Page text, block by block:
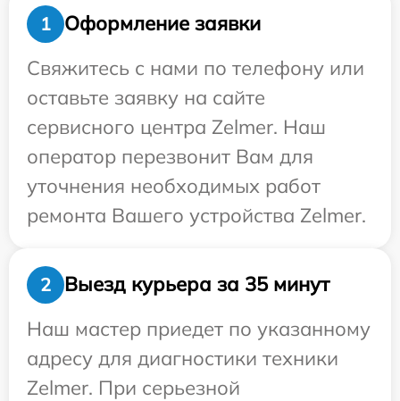
1
Оформление заявки
Свяжитесь с нами по телефону или
оставьте заявку на сайте
сервисного центра Zelmer. Наш
оператор перезвонит Вам для
уточнения необходимых работ
ремонта Вашего устройства Zelmer.
2
Выезд курьера за 35 минут
Наш мастер приедет по указанному
адресу для диагностики техники
Zelmer. При серьезной